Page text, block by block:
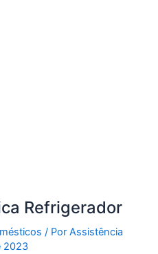
Refrigerador
/ PorAssistência
2023